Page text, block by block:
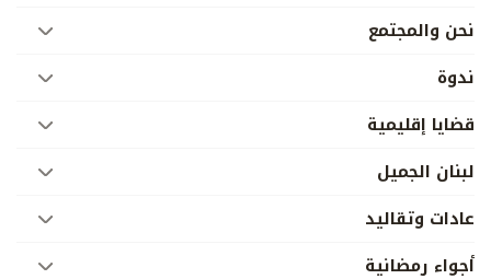
نحن والمجتمع
ندوة
قضايا إقليمية
لبنان الجميل
عادات وتقاليد
أجواء رمضانية